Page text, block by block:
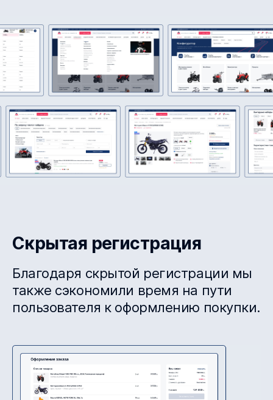
Скрытая регистрация
Благодаря скрытой регистрации мы
также сэкономили время на пути
пользователя к оформлению покупки.